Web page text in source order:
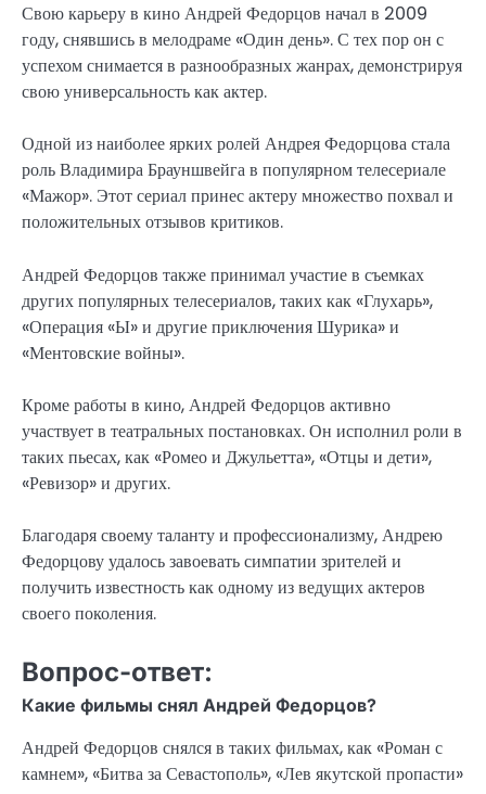
Свою карьеру в кино Андрей Федорцов начал в 2009
году, снявшись в мелодраме «Один день». С тех пор он с
успехом снимается в разнообразных жанрах, демонстрируя
свою универсальность как актер.
Одной из наиболее ярких ролей Андрея Федорцова стала
роль Владимира Брауншвейга в популярном телесериале
«Мажор». Этот сериал принес актеру множество похвал и
положительных отзывов критиков.
Андрей Федорцов также принимал участие в съемках
других популярных телесериалов, таких как «Глухарь»,
«Операция «Ы» и другие приключения Шурика» и
«Ментовские войны».
Кроме работы в кино, Андрей Федорцов активно
участвует в театральных постановках. Он исполнил роли в
таких пьесах, как «Ромео и Джульетта», «Отцы и дети»,
«Ревизор» и других.
Благодаря своему таланту и профессионализму, Андрею
Федорцову удалось завоевать симпатии зрителей и
получить известность как одному из ведущих актеров
своего поколения.
Вопрос-ответ:
Какие фильмы снял Андрей Федорцов?
Андрей Федорцов снялся в таких фильмах, как «Роман с
камнем», «Битва за Севастополь», «Лев якутской пропасти»